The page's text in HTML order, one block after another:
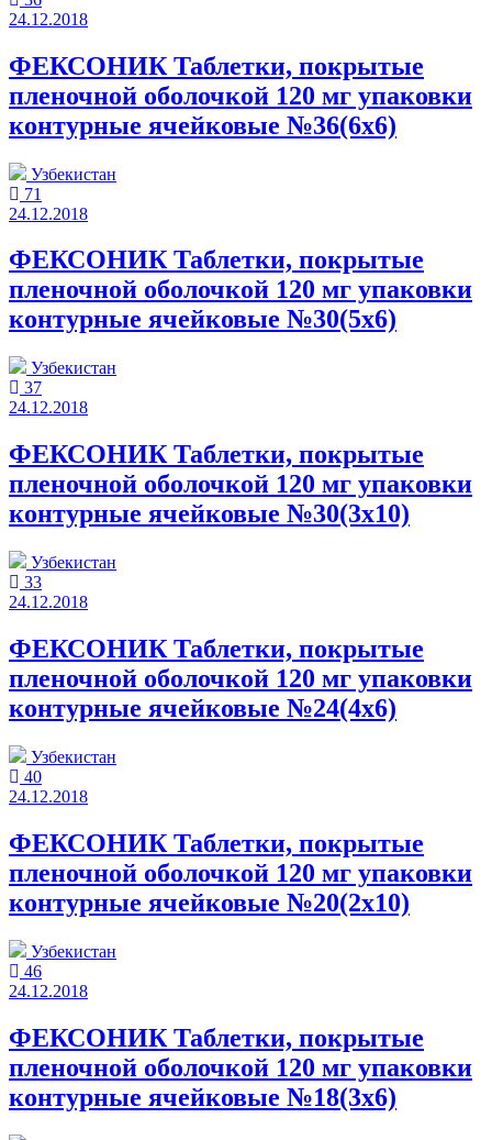
24.12.2018
ФЕКСОНИК Таблетки, покрытые
пленочной оболочкой 120 мг упаковки
контурные ячейковые №36(6x6)
Узбекистан
71
24.12.2018
ФЕКСОНИК Таблетки, покрытые
пленочной оболочкой 120 мг упаковки
контурные ячейковые №30(5x6)
Узбекистан
37
24.12.2018
ФЕКСОНИК Таблетки, покрытые
пленочной оболочкой 120 мг упаковки
контурные ячейковые №30(3x10)
Узбекистан
33
24.12.2018
ФЕКСОНИК Таблетки, покрытые
пленочной оболочкой 120 мг упаковки
контурные ячейковые №24(4x6)
Узбекистан
40
24.12.2018
ФЕКСОНИК Таблетки, покрытые
пленочной оболочкой 120 мг упаковки
контурные ячейковые №20(2x10)
Узбекистан
46
24.12.2018
ФЕКСОНИК Таблетки, покрытые
пленочной оболочкой 120 мг упаковки
контурные ячейковые №18(3x6)